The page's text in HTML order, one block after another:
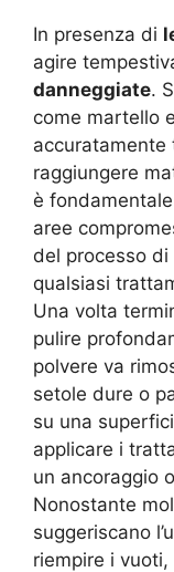
In presenza di
agire
danneggiate.
come martello
raggiungere
è
aree
del processo di
qualsiasi
Una volta
pulire
polvere va
setole dure o
su una
applicare i
un ancoraggio
Nonostante
suggeriscano
riempire i